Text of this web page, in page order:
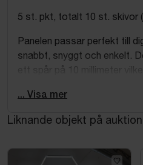
5 st. pkt, totalt 10 st. skivor
Panelen passar perfekt till
snabbt, snyggt och enkelt.
ett spår på 10 millimeter
Panelen har en borstad yta
vattenbaserad vit färg. Om
från tak till golv kan du dela
av MDF från noga utvalda
... Visa mer
Liknande objekt på